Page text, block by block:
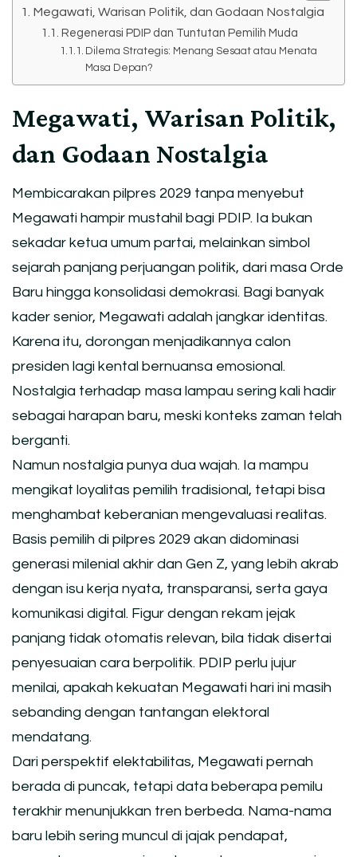
Megawati, Warisan Politik, dan Godaan Nostalgia
Regenerasi PDIP dan Tuntutan Pemilih Muda
Dilema Strategis: Menang Sesaat atau Menata
Masa Depan?
Megawati, Warisan Politik,
dan Godaan Nostalgia
Membicarakan pilpres 2029 tanpa menyebut
Megawati hampir mustahil bagi PDIP. Ia bukan
sekadar ketua umum partai, melainkan simbol
sejarah panjang perjuangan politik, dari masa Orde
Baru hingga konsolidasi demokrasi. Bagi banyak
kader senior, Megawati adalah jangkar identitas.
Karena itu, dorongan menjadikannya calon
presiden lagi kental bernuansa emosional.
Nostalgia terhadap masa lampau sering kali hadir
sebagai harapan baru, meski konteks zaman telah
berganti.
Namun nostalgia punya dua wajah. Ia mampu
mengikat loyalitas pemilih tradisional, tetapi bisa
menghambat keberanian mengevaluasi realitas.
Basis pemilih di pilpres 2029 akan didominasi
generasi milenial akhir dan Gen Z, yang lebih akrab
dengan isu kerja nyata, transparansi, serta gaya
komunikasi digital. Figur dengan rekam jejak
panjang tidak otomatis relevan, bila tidak disertai
penyesuaian cara berpolitik. PDIP perlu jujur
menilai, apakah kekuatan Megawati hari ini masih
sebanding dengan tantangan elektoral
mendatang.
Dari perspektif elektabilitas, Megawati pernah
berada di puncak, tetapi data beberapa pemilu
terakhir menunjukkan tren berbeda. Nama-nama
baru lebih sering muncul di jajak pendapat,